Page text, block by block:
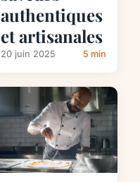
authentiques
et artisanales
20 juin 2025 5 min